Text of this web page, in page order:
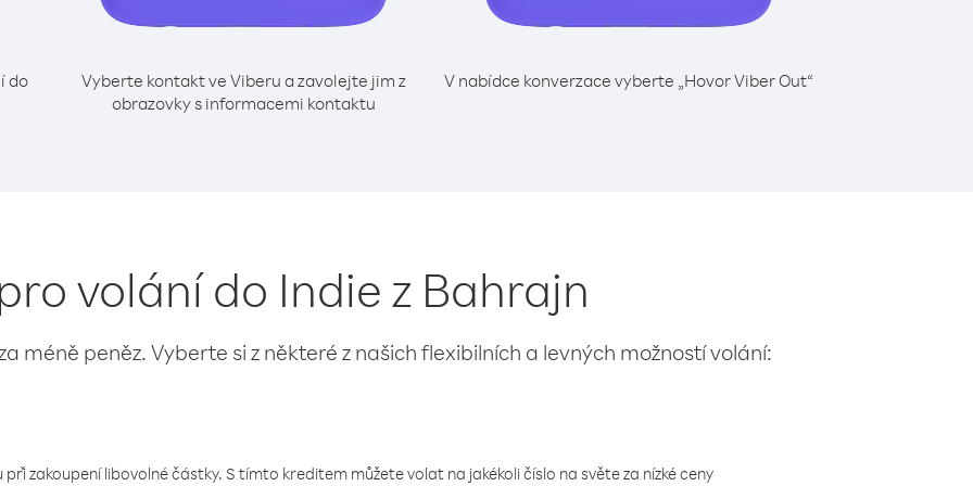
do
Vyberte kontakt ve Viberu a zavolejte jim z
obrazovky s informacemi kontaktu
V nabídce konverzace vyberte „Hovor Viber Out“
volání do Indie z Bahrajn
méně peněz. Vyberte si z některé z našich flexibilních a levných možností volání:
zakoupení libovolné částky. S tímto kreditem můžete volat na jakékoli číslo na světe za nízké ceny